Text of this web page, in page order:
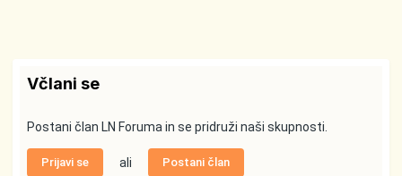
Včlani se
Postani član LN Foruma in se pridruži naši skupnosti.
Prijavi se ali Postani član